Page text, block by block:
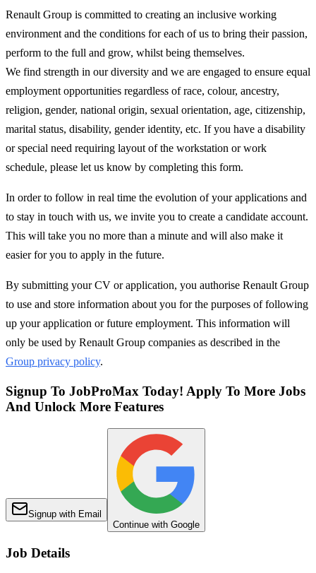
Renault Group is committed to creating an inclusive working
environment and the conditions for each of us to bring their passion,
perform to the full and grow, whilst being themselves.
We find strength in our diversity and we are engaged to ensure equal
employment opportunities regardless of race, colour, ancestry,
religion, gender, national origin, sexual orientation, age, citizenship,
marital status, disability, gender identity, etc. If you have a disability
or special need requiring layout of the workstation or work
schedule, please let us know by completing this form.
In order to follow in real time the evolution of your applications and
to stay in touch with us, we invite you to create a candidate account.
This will take you no more than a minute and will also make it
easier for you to apply in the future.
By submitting your CV or application, you authorise Renault Group
to use and store information about you for the purposes of following
up your application or future employment. This information will
only be used by Renault Group companies as described in the
Group privacy policy.
Signup To JobProMax Today! Apply To More Jobs
And Unlock More Features
Signup with Email
Continue with Google
Job Details